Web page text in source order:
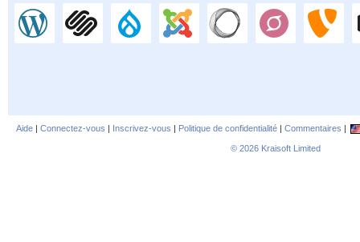
Aide | Connectez-vous | Inscrivez-vous | Politique de confidentialité | Commentaires |
© 2026 Kraisoft Limited